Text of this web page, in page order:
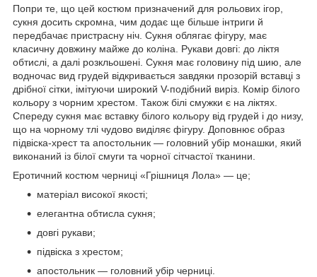
Попри те, що цей костюм призначений для рольових ігор,
сукня досить скромна, чим додає ще більше інтриги й
передбачає пристрасну ніч. Сукня облягає фігуру, має
класичну довжину майже до коліна. Рукави довгі: до ліктя
обтислі, а далі розкльошені. Сукня має головину під шию, але
водночас вид грудей відкривається завдяки прозорій вставці з
дрібної сітки, імітуючи широкий V-подібний виріз. Комір білого
кольору з чорним хрестом. Також білі смужки є на ліктях.
Спереду сукня має вставку білого кольору від грудей і до низу,
що на чорному тлі чудово виділяє фігуру. Доповнює образ
підвіска-хрест та апостольник — головний убір монашки, який
виконаний із білої смуги та чорної сітчастої тканини.
Еротичний костюм черниці «Грішниця Лола» — це;
матеріал високої якості;
елегантна обтисла сукня;
довгі рукави;
підвіска з хрестом;
апостольник — головний убір черниці.